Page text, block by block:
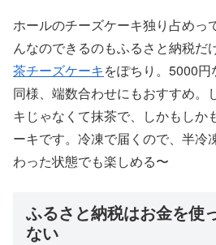
ホールのチーズケーキ独り占め
んなのできるのもふるさと納税だ
茶チーズケーキをぽちり。5000
同様、端数合わせにもおすすめ。
キじゃなくて抹茶で、しかもしか
ーキです。冷凍で届くので、半冷
わった状態でも楽しめる〜
ふるさと納税はお金を使
ない